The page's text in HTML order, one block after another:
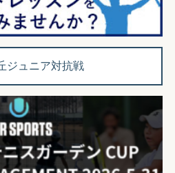
ジュニア対抗戦